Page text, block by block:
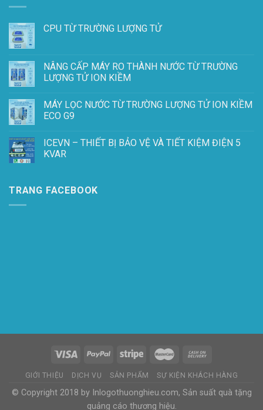
CPU TỪ TRƯỜNG LƯỢNG TỬ
NÂNG CẤP MÁY RO THÀNH NƯỚC TỪ TRƯỜNG
LƯỢNG TỬ ION KIỀM
MÁY LỌC NƯỚC TỪ TRƯỜNG LƯỢNG TỬ ION KIỀM
ECO G9
ICEVN – THIẾT BỊ BẢO VỆ VÀ TIẾT KIỆM ĐIỆN 5
KVAR
TRANG FACEBOOK
GIỚI THIỆU DỊCH VỤ SẢN PHẨM SỰ KIỆN KHÁCH HÀNG
© Copyright 2018 by Inlogothuonghieu.com, Sản suất quà tặng
quảng cáo thương hiệu.